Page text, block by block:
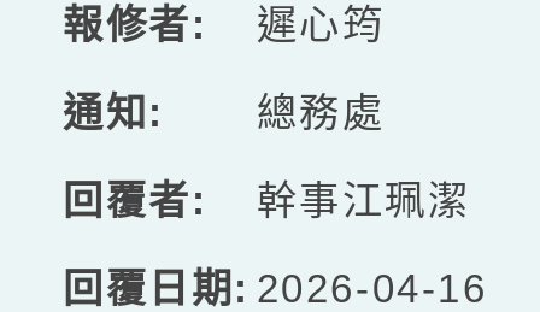
遲心筠
總務處
幹事江珮潔
2026-04-16